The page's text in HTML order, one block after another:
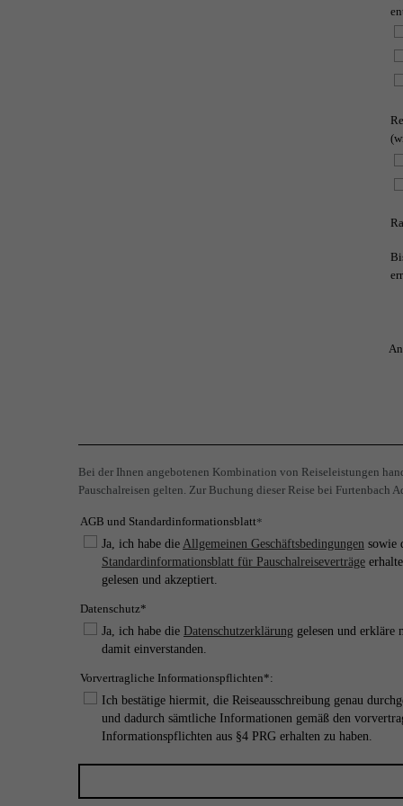
Bei der Ihnen angebotenen Kombination von Reiseleistungen
Pauschalreisen gelten. Zur Buchung dieser Reise bei Furtenbach
AGB und Standardinformationsblatt*
Ja, ich habe die Allgemeinen Geschäftsbedingungen sowie
Standardinformationsblatt für Pauschalreiseverträge
gelesen und akzeptiert.
Datenschutz*
Ja, ich habe die Datenschutzerklärung gelesen und erkläre
damit einverstanden.
Vorvertragliche Informationspflichten*:
Ich bestätige hiermit, die Reiseausschreibung genau
und dadurch sämtliche Informationen gemäß den
Informationspflichten aus §4 PRG erhalten zu haben.